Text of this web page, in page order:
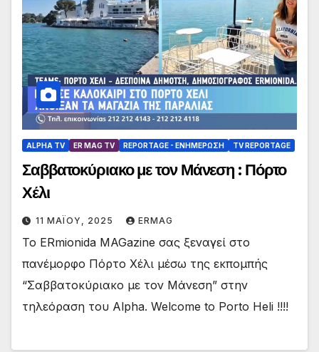
ALPHA TV ER MAG TV REPORTAGE - EΝΗΜΈΡΩΣΗ TV REPORTAGE
Σαββατοκύριακο με τον Μάνεση : Πόρτο
Χέλι
11 ΜΑΪ́ΟΥ, 2025 ERMAG
Το ERmionida MAGazine σας ξεναγεί στο
πανέμορφο Πόρτο Χέλι μέσω της εκπομπής
“Σαββατοκύριακο με τον Μάνεση” στην
τηλεόραση του Alpha. Welcome to Porto Heli !!!!